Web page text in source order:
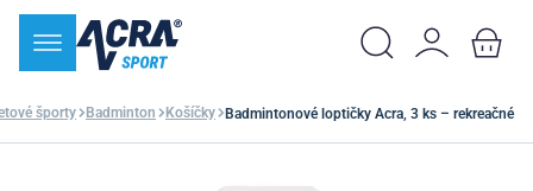
športy Badminton Košíčky Badmintonové loptičky Acra, 3 ks – rekreačné